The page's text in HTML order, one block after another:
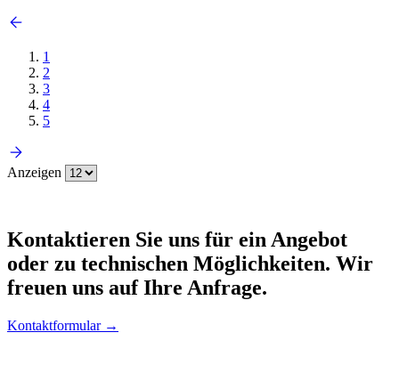
1
2
3
4
5
Anzeigen
Kontaktieren Sie uns für ein Angebot
oder zu technischen Möglichkeiten. Wir
freuen uns auf Ihre Anfrage.
Kontaktformular →